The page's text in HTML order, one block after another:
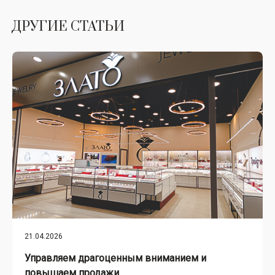
ДРУГИЕ СТАТЬИ
Управляем драгоценным вниманием и
21.04.2026